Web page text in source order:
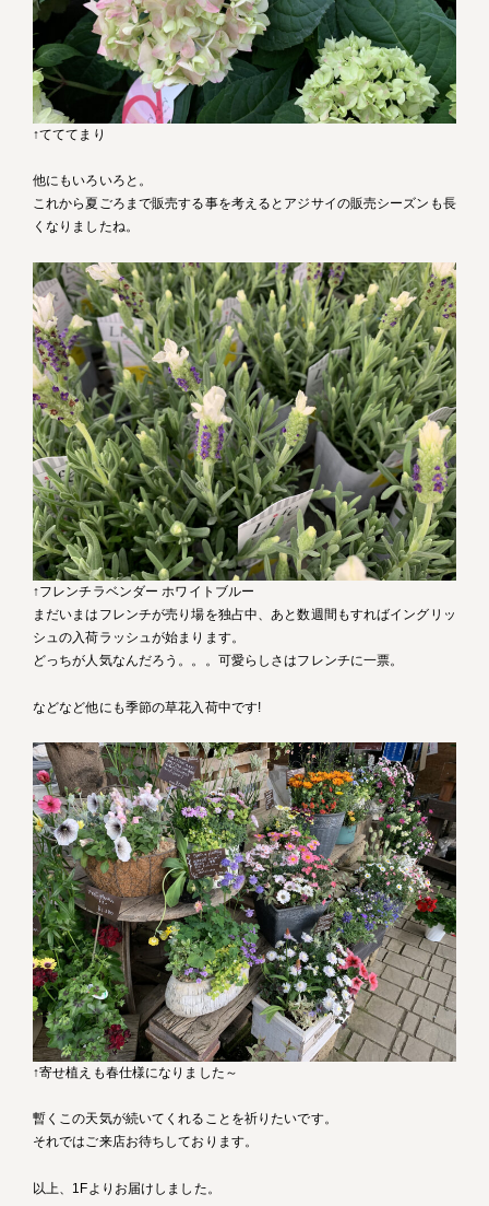
↑てててまり
他にもいろいろと。
これから夏ごろまで販売する事を考えるとアジサイの販売シーズンも長
くなりましたね。
↑フレンチラベンダー ホワイトブルー
まだいまはフレンチが売り場を独占中、あと数週間もすればイングリッ
シュの入荷ラッシュが始まります。
どっちが人気なんだろう。。。可愛らしさはフレンチに一票。
などなど他にも季節の草花入荷中です!
↑寄せ植えも春仕様になりました～
暫くこの天気が続いてくれることを祈りたいです。
それではご来店お待ちしております。
以上、1Fよりお届けしました。